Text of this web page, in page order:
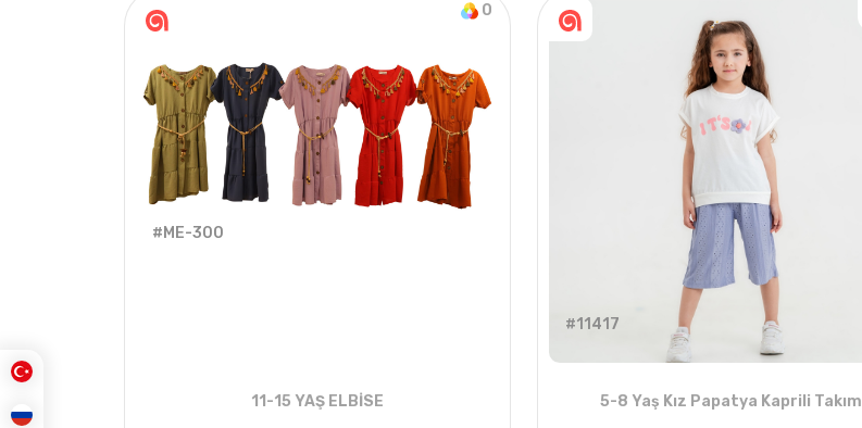
0
#ME-300
11-15 YAŞ ELBİSE
#11417
5-8 Yaş Kız Papatya Kaprili Takım